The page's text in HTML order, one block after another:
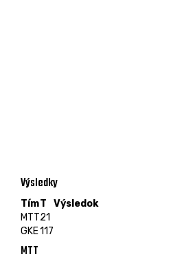
Výsledky
TímT
Výsledok
MTT21
GKE117
MTT